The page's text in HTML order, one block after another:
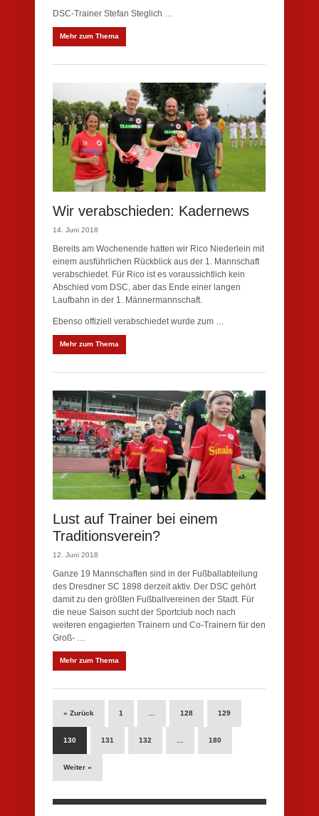
DSC-Trainer Stefan Steglich …
Mehr zum Thema
Wir verabschieden: Kadernews
14. Juni 2018
Bereits am Wochenende hatten wir Rico Niederlein mit
einem ausführlichen Rückblick aus der 1. Mannschaft
verabschiedet. Für Rico ist es voraussichtlich kein
Abschied vom DSC, aber das Ende einer langen
Laufbahn in der 1. Männermannschaft.
Ebenso offiziell verabschiedet wurde zum …
Mehr zum Thema
Lust auf Trainer bei einem
Traditionsverein?
12. Juni 2018
Ganze 19 Mannschaften sind in der Fußballabteilung
des Dresdner SC 1898 derzeit aktiv. Der DSC gehört
damit zu den größten Fußballvereinen der Stadt. Für
die neue Saison sucht der Sportclub noch nach
weiteren engagierten Trainern und Co-Trainern für den
Groß- …
Mehr zum Thema
« Zurück 1 … 128 129
130 131 132 … 180
Weiter »